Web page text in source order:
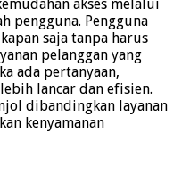
akses melalui
pengguna. Pengguna
kapan saja tanpa harus
pelanggan yang
ada pertanyaan,
lancar dan efisien.
dibandingkan layanan
kenyamanan